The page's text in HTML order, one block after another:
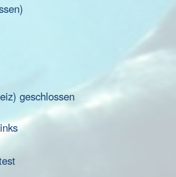
geschlossen